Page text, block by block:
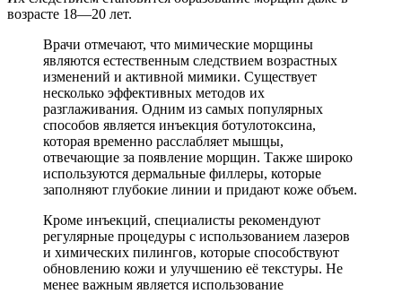
возрасте 18—20 лет.
Врачи отмечают, что мимические морщины
являются естественным следствием возрастных
изменений и активной мимики. Существует
несколько эффективных методов их
разглаживания. Одним из самых популярных
способов является инъекция ботулотоксина,
которая временно расслабляет мышцы,
отвечающие за появление морщин. Также широко
используются дермальные филлеры, которые
заполняют глубокие линии и придают коже объем.
Кроме инъекций, специалисты рекомендуют
регулярные процедуры с использованием лазеров
и химических пилингов, которые способствуют
обновлению кожи и улучшению её текстуры. Не
менее важным является использование